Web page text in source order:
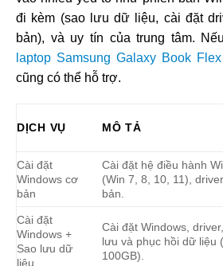
đi kèm (sao lưu dữ liệu, cài đặt
bản), và uy tín của trung tâm.
laptop Samsung Galaxy Book
cũng có thể hỗ trợ.
DỊCH VỤ MÔ TẢ
Cài đặt
Windows cơ
bản
Cài đặt hệ điều hành
(Win 7, 8, 10, 11),
bản.
Cài đặt
Windows +
Sao lưu dữ
liệu
Cài đặt Windows,
lưu và phục hồi dữ liệu
100GB).